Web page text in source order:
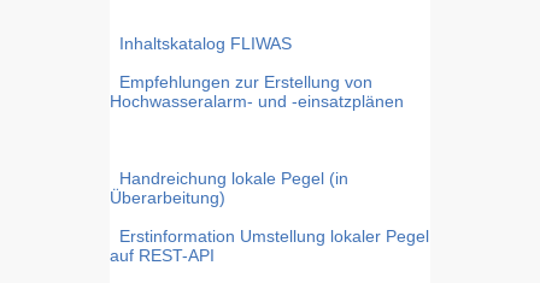
Inhaltskatalog FLIWAS
Empfehlungen zur Erstellung von
Hochwasseralarm- und -einsatzplänen
Handreichung lokale Pegel (in
Überarbeitung)
Erstinformation Umstellung lokaler Pegel
auf REST-API